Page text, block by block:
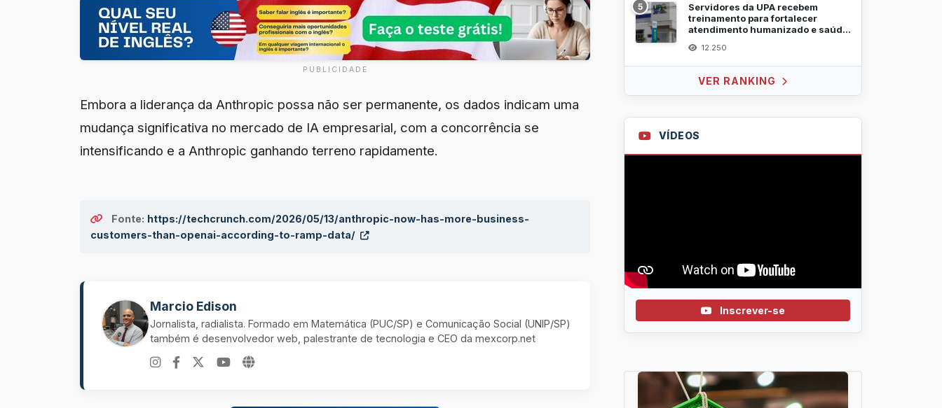
PUBLICIDADE
Embora a liderança da Anthropic possa não ser permanente, os dados indicam uma
mudança significativa no mercado de IA empresarial, com a concorrência se
intensificando e a Anthropic ganhando terreno rapidamente.
Fonte: https://techcrunch.com/2026/05/13/anthropic-now-has-more-business-
customers-than-openai-according-to-ramp-data/
Marcio Edison
Jornalista, radialista. Formado em Matemática (PUC/SP) e Comunicação Social (UNIP/SP)
também é desenvolvedor web, palestrante de tecnologia e CEO da mexcorp.net
5
Servidores da UPA recebem
treinamento para fortalecer
atendimento humanizado e saúde
12.250
VER RANKING
VÍDEOS
Inscrever-se